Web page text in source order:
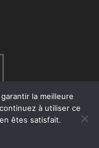
la meilleure
à utiliser ce
êtes satisfait.